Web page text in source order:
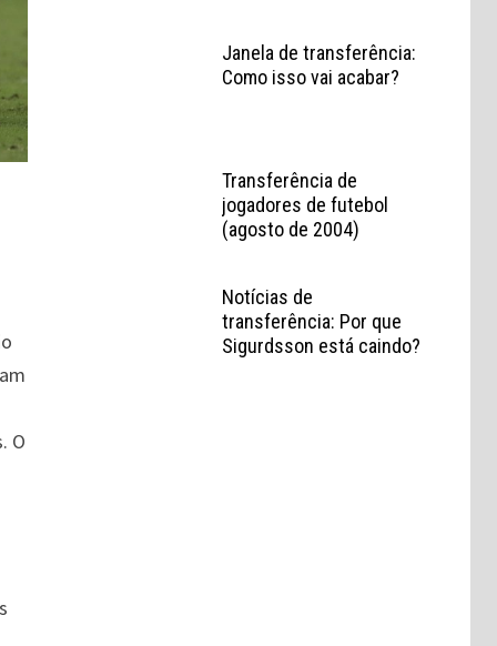
O
Janela de transferência:
Como isso vai acabar?
Transferência de
jogadores de futebol
(agosto de 2004)
Notícias de
transferência: Por que
Sigurdsson está caindo?